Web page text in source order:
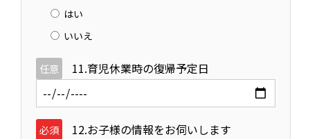
はい
いいえ
任意 11.育児休業時の復帰予定日
必須
12.お子様の情報をお伺いします